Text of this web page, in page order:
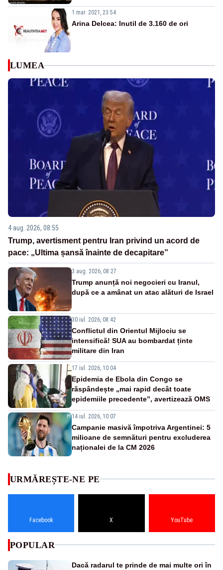
1 mar. 2021, 23:54
Arina Delcea: Inutil de 3.160 de ori
LUMEA
4 aug. 2026, 08:55
Trump, avertisment pentru Iran privind un acord de
pace: „Ultima șansă înainte de decapitare”
3 aug. 2026, 08:27
Trump anunță noi negocieri cu Iranul,
după ce a amânat un atac alături de Israel
30 iul. 2026, 08:42
Conflictul din Orientul Mijlociu se
intensifică! SUA au bombardat ținte
militare din Iran
17 iul. 2026, 10:04
Epidemia de Ebola din Congo se
răspândește „mai rapid decât toate
epidemiile precedente”, avertizează OMS
14 iul. 2026, 10:07
Campanie masivă împotriva Argentinei: 5
milioane de semnături pentru excluderea
naționalei de la CM 2026
URMĂREȘTE-NE PE
Facebook X YouTube
POPULAR
Dacă radarul te prinde de mai multe ori în